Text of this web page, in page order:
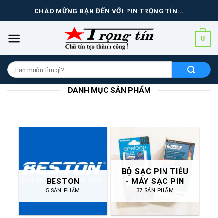
CHÀO MỪNG BẠN ĐẾN VỚI PIN TRỌNG TÍN...
0
Tìm
kiếm
cho:
DANH MỤC SẢN PHẨM
BESTON
5 SẢN PHẨM
BỘ SẠC PIN TIỂU
- MÁY SẠC PIN
37 SẢN PHẨM